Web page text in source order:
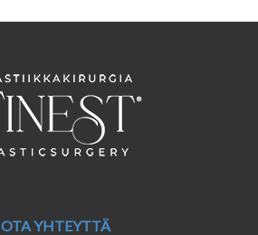
OTA YHTEYTTÄ